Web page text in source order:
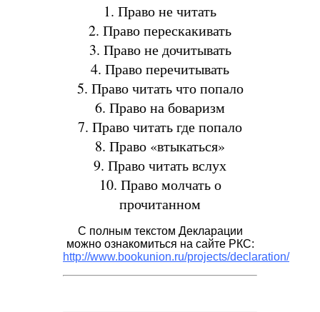
1. Право не читать
2. Право перескакивать
3. Право не дочитывать
4. Право перечитывать
5. Право читать что попало
6. Право на боваризм
7. Право читать где попало
8. Право «втыкаться»
9. Право читать вслух
10. Право молчать о
прочитанном
С полным текстом Декларации
можно ознакомиться на сайте РКС:
http://www.bookunion.ru/projects/declaration/